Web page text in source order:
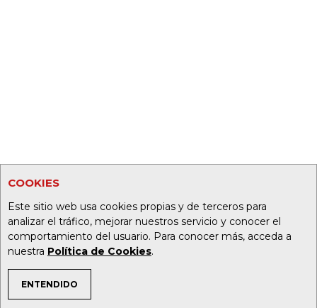
COOKIES
Este sitio web usa cookies propias y de terceros para
analizar el tráfico, mejorar nuestros servicio y conocer el
comportamiento del usuario. Para conocer más, acceda a
nuestra Política de Cookies.
ENTENDIDO
TEMAS DE INTERÉS